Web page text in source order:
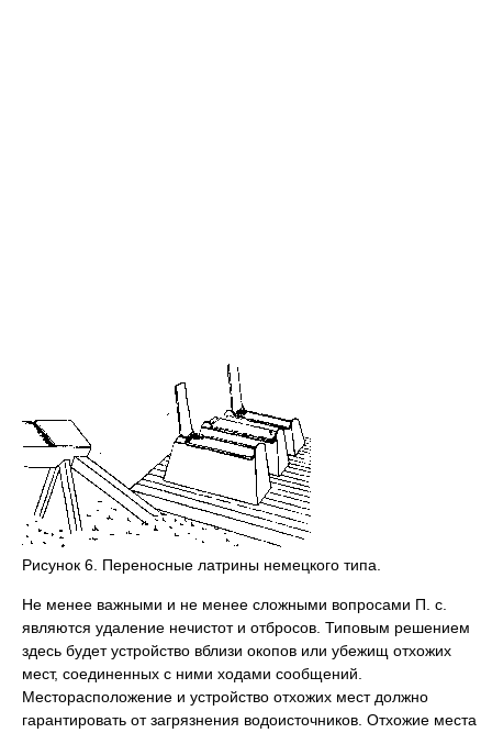
Рисунок 6. Переносные латрины немецкого типа.
Не менее важными и не менее сложными вопросами П. с.
являются удаление нечистот и отбросов. Типовым решением
здесь будет устройство вблизи окопов или убежищ отхожих
мест, соединенных с ними ходами сообщений.
Месторасположение и устройство отхожих мест должно
гарантировать от загрязнения водоисточников. Отхожие места